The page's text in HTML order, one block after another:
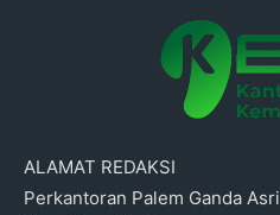
ALAMAT REDAKSI
Perkantoran Palem Ganda Asri